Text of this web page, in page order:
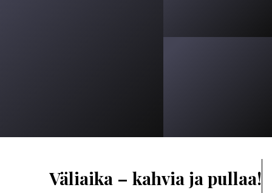
Väliaika – kahvia ja pullaa!